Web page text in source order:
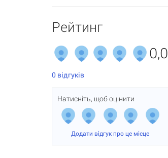
Рейтинг
0,0
0 відгуків
Натисніть, щоб оцінити
Додати відгук про це місце